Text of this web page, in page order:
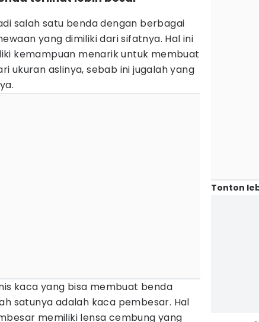
salah satu benda dengan berbagai
yang dimiliki dari sifatnya. Hal ini
kemampuan menarik untuk membuat
ukuran aslinya, sebab ini jugalah yang
kaca yang bisa membuat benda
satunya adalah kaca pembesar. Hal
memiliki lensa cembung yang
Tonton